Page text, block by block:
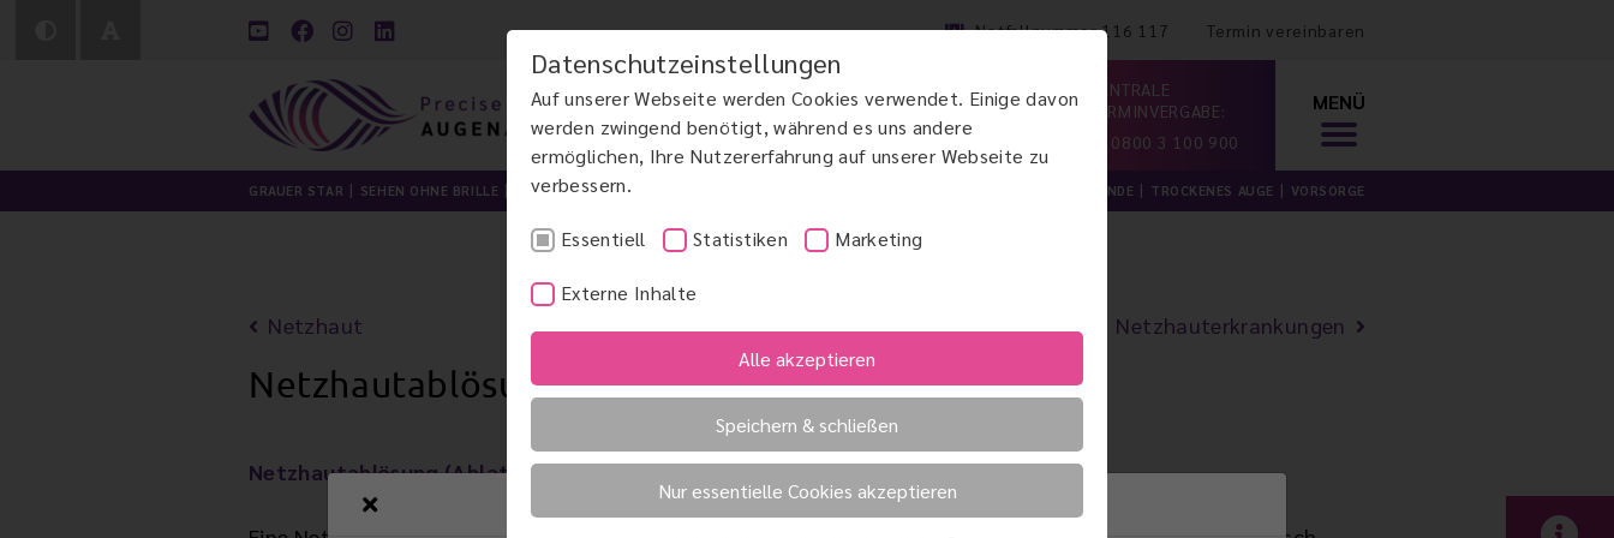
Datenschutzeinstellungen
Auf unserer Webseite werden Cookies verwendet. Einige davon
werden zwingend benötigt, während es uns andere
ermöglichen, Ihre Nutzererfahrung auf unserer Webseite zu
verbessern.
Essentiell Statistiken Marketing
Externe Inhalte
Alle akzeptieren
Speichern & schließen
Nur essentielle Cookies akzeptieren
Notfallnummer 116 117 Termin vereinbaren
ZENTRALE
TERMINVERGABE:
0800 3 100 900
MENÜ
GRAUER STAR SEHEN OHNE BRILLE LIDCHIRURGIE MAKULAERKRANKUNGEN AMD KINDERAUGENHEILKUNDE TROCKENES AUGE VORSORGE
Netzhaut Netzhauterkrankungen
Netzhautablösung
Netzhautablösung (Ablatio retinae)